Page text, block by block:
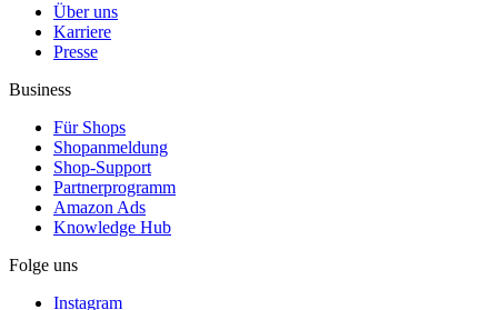
Über uns
Karriere
Presse
Business
Für Shops
Shopanmeldung
Shop-Support
Partnerprogramm
Amazon Ads
Knowledge Hub
Folge uns
Instagram